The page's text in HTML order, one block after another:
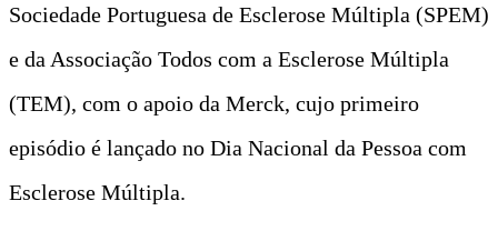
Sociedade Portuguesa de Esclerose Múltipla (SPEM)
e da Associação Todos com a Esclerose Múltipla
(TEM), com o apoio da Merck, cujo primeiro
episódio é lançado no Dia Nacional da Pessoa com
Esclerose Múltipla.